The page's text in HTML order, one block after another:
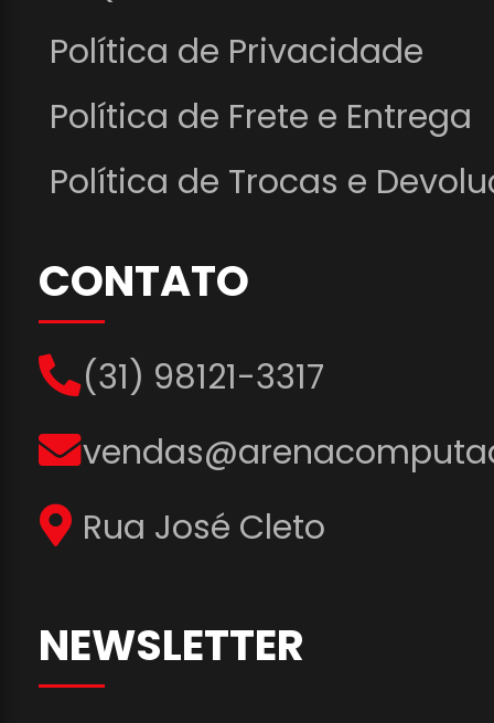
Política de Privacidade
Política de Frete e Entrega
Política de Trocas e
CONTATO
(31) 98121-3317
Rua José Cleto
NEWSLETTER